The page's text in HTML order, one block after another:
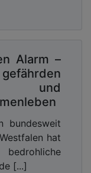
Alarm –
und
bundesweit
hat
[...]